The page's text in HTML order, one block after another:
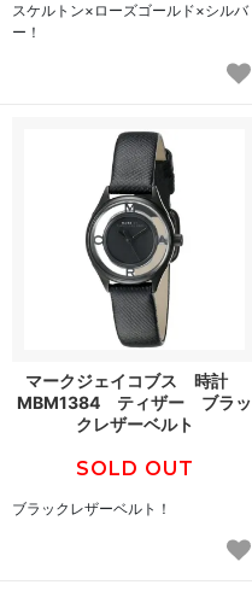
スケルトン×ローズゴールド×シルバ
ー！
マークジェイコブス 時計
MBM1384 ティザー ブラッ
クレザーベルト
SOLD OUT
ブラックレザーベルト！